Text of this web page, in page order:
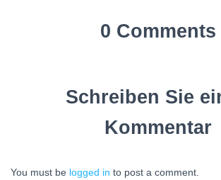
0 Comments
Schreiben Sie
Kommentar
You must be logged in to post a comment.